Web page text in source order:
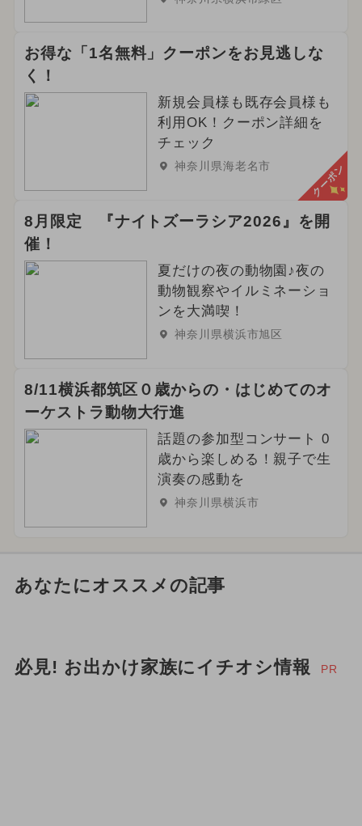
お得な「1名無料」クーポンをお見逃しな
く！
新規会員様も既存会員様も
利用OK！クーポン詳細を
チェック
神奈川県海老名市 クーポン
8月限定 『ナイトズーラシア2026』を開
催！
夏だけの夜の動物園♪夜の
動物観察やイルミネーショ
ンを大満喫！
神奈川県横浜市旭区
8/11横浜都筑区０歳からの・はじめてのオ
ーケストラ動物大行進
話題の参加型コンサート 0
歳から楽しめる！親子で生
演奏の感動を
神奈川県横浜市
あなたにオススメの記事
必見! お出かけ家族にイチオシ情報 PR